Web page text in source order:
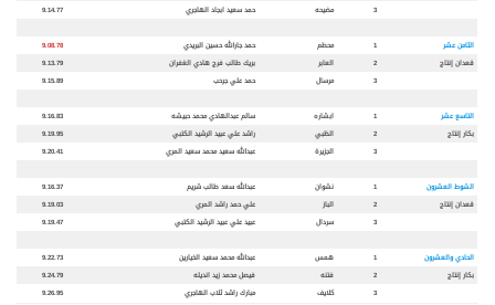
3
مضيحه حمد سعيد ابجاد الهاجري 9.14.77
الثامن عشر 1 محطم حمد جارالله حسين البريدي
9.08.78
قعدان إنتاج
2 العابر بريك طالب فرج هادي الغفران
9.13.79
3
مرسال حمد علي جرحب 9.15.89
التاسع عشر 1 ابشاره سالم عبدالهادي محمد حبيشه
9.16.83
بكار إنتاج
2 الظبي راشد علي عبيد الرشيد الكتبي
9.19.95
3
الجزيرة عبدالله سعيد محمد سعيد المري 9.20.41
الشوط العشرون 1 نشوان عبدالله سعد طالب شريم
9.16.37
قعدان إنتاج
2 الباز علي حمد راشد المري
9.19.03
3
سردال عبيد علي عبيد الرشيد الكتبي 9.19.47
الحادي والعشرون 1 همس عبدالله محمد سعيد الخيارين
9.22.73
بكار إنتاج
2 فتنه فيصل محمد زيد انديله
9.24.79
3
كلايف مبارك راشد ثلاب الهاجري 9.26.95